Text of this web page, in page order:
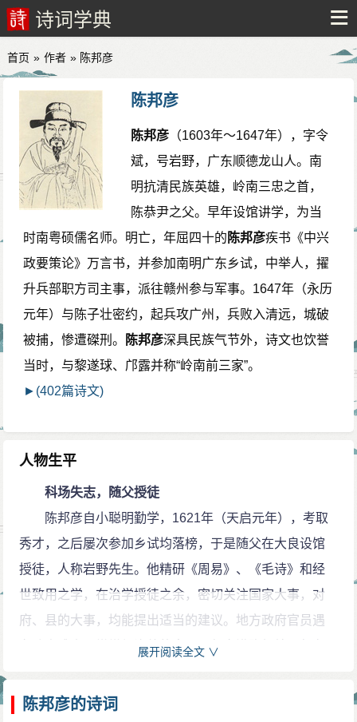
诗词学典
首页 » 作者 » 陈邦彦
陈邦彦
陈邦彦 （1603年～1647年），字令
斌，号岩野，广东顺德龙山人。南
明抗清民族英雄，岭南三忠之首，
陈恭尹之父。早年设馆讲学，为当
时南粤硕儒名师。明亡，年屈四十的 陈邦彦疾书《中兴
政要策论》万言书，并参加南明广东乡试，中举人，擢
升兵部职方司主事，派往赣州参与军事。1647年（永历
元年）与陈子壮密约，起兵攻广州，兵败入清远，城破
被捕，惨遭磔刑。
陈邦彦深具民族气节外，诗文也饮誉
当时，与黎遂球、邝露并称“岭南前三家”。
►(402篇诗文)
人物生平
科场失志，随父授徒
陈邦彦自小聪明勤学，1621年（天启元年），考取
秀才，之后屡次参加乡试均落榜，于是随父在大良设馆
授徒，人称岩野先生。他精研《周易》、《毛诗》和经
世致用之学，在治学授徒之余，密切关注国家大事，对
府、县的大事，均能提出适当的建议。地方政府官员遇
有政事难事，常常征询他的意见。邦彦满腹经纶，却在
平，而他却不以为意。
展开阅读全文 ∨
陈邦彦的诗词